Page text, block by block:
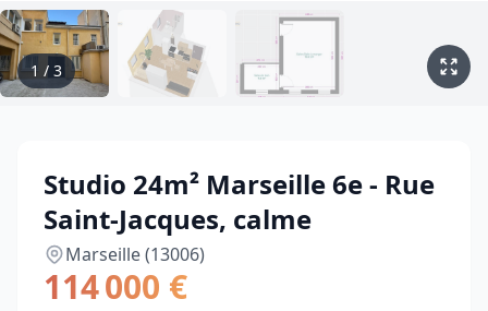
1 / 3
Studio 24m² Marseille 6e - Rue
Saint-Jacques, calme
Marseille (13006)
114 000 €